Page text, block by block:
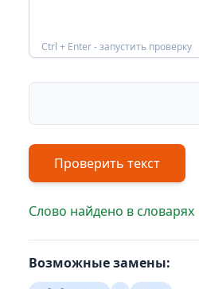
Ctrl + Enter - запустить проверку
Проверить текст
Слово найдено в словарях
Возможные замены: